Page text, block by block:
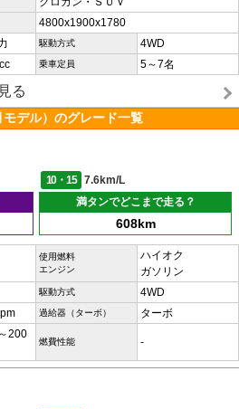
4800x1900x1780
駆動方式 4WD
乗車定員 5～7名
る
デル）のグレード一覧
10・15
7.6km/L
満タンでどこまで走る？
608km
使用燃料
エンジン
ハイオク
ガソリン
駆動方式 4WD
過給器（ターボ） ターボ
200
燃費性能 -